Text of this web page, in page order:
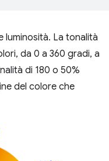
luminosità. La tonalità
da 0 a 360 gradi, a
di 180 o 50%
del colore che